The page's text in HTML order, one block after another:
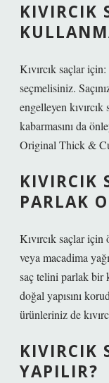
KIVIRCIK
Kıvırcık saçlar
seçmelisiniz.
engelleyen kıvırcık
kabarmasını da
Original Thick &
KIVIRCIK
PARLAK
Kıvırcık saçlar için
veya macadima
saç telini parlak bir
doğal yapısını
ürünleriniz de
KIVIRCIK
YAPILIR?